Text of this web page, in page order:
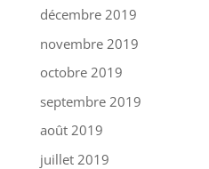
décembre 2019
novembre 2019
octobre 2019
septembre 2019
août 2019
juillet 2019